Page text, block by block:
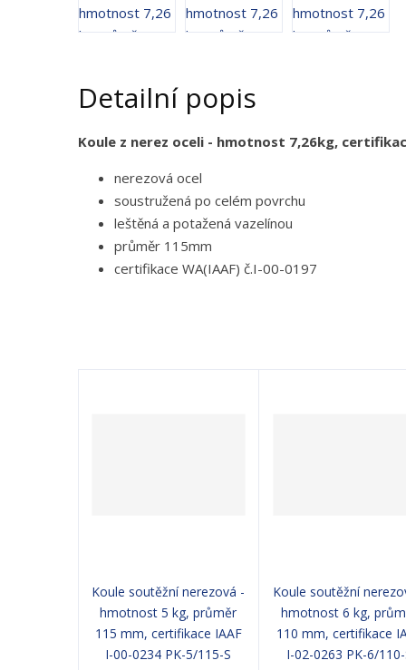
Detailní popis
Koule z nerez oceli - hmotnost 7,26kg,
nerezová ocel
soustružená po celém povrchu
leštěná a potažená vazelínou
průměr 115mm
certifikace WA(IAAF) č.I-00-0197
Koule soutěžní nerezová -
hmotnost 5 kg, průměr
115 mm, certifikace IAAF
I-00-0234 PK-5/115-S
Koule soutěžní
hmotnost 6 kg,
110 mm, certifikace
I-02-0263 PK-6/110-